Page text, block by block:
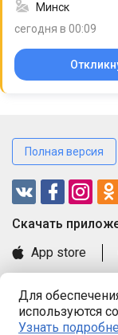
Для
используются
Узнать
Минск
сегодня в 00:09
Полная версия
Cкачать
App store
Книга замечаний
Правила и